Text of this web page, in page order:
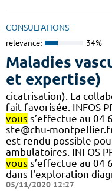
CONSULTATIONS
relevance: 34%
Maladies
et expertise)
cicatrisation). La
fait favorisée. INFOS
vous s’effectue au 04
ste@chu-
est rendu possible
ambulatoires. INFOS
vous s’effectue au 04
dans l'exploration
05/11/2020 12:27